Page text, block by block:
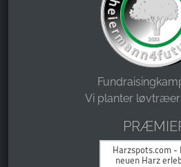
Vi planter løvtræer